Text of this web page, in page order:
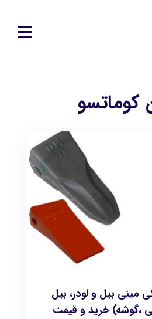
كوماتسو
مینی بیل و لودر، بیل
،گوشه) خرید و قیمت